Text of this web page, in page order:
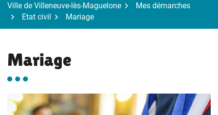
Ville de Villeneuve-lès-Maguelone
Mes démarches
Etat civil
Mariage
Mariage